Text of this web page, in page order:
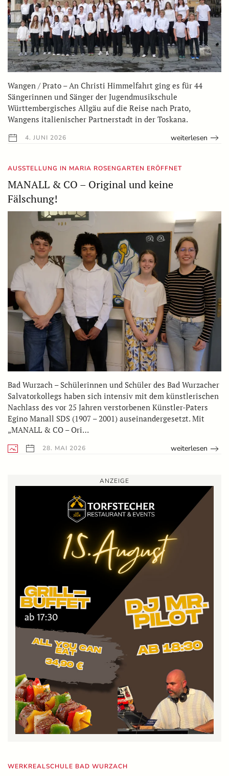
Wangen / Prato – An Christi Himmelfahrt ging es für 44
Sängerinnen und Sänger der Jugendmusikschule
Württembergisches Allgäu auf die Reise nach Prato,
Wangens italienischer Partnerstadt in der Toskana.
4. JUNI 2026 weiterlesen
AUSSTELLUNG IN MARIA ROSENGARTEN ERÖFFNET
MANALL & CO – Original und keine
Fälschung!
Bad Wurzach – Schülerinnen und Schüler des Bad Wurzacher
Salvatorkollegs haben sich intensiv mit dem künstlerischen
Nachlass des vor 25 Jahren verstorbenen Künstler-Paters
Egino Manall SDS (1907 – 2001) auseinandergesetzt. Mit
„MANALL & CO – Ori…
28. MAI 2026 weiterlesen
ANZEIGE
WERKREALSCHULE BAD WURZACH